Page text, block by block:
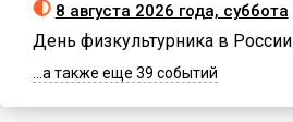
8 августа 2026 года, суббота
День физкультурника в России
...а также еще 39 событий